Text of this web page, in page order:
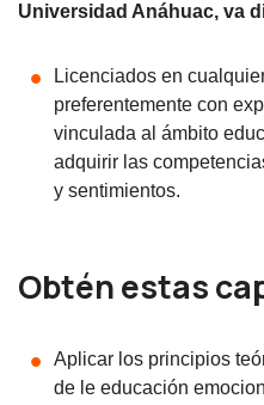
Universidad Anáhuac, va
Licenciados en
preferentemente con
vinculada al ámbito
adquirir las
y sentimientos.
Obtén estas
Aplicar los principios
de le educación